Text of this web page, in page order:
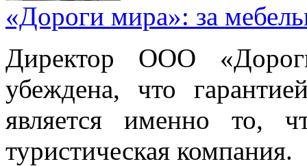
«Дороги мира»: за
Директор ООО
убеждена, что
является именно то,
туристическая компания.